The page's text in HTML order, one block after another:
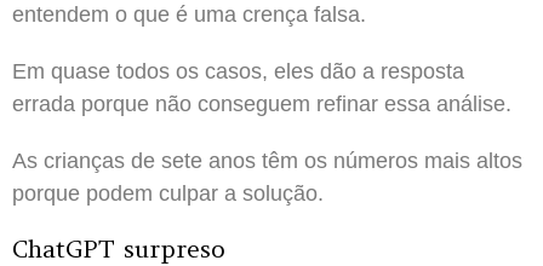
entendem o que é uma crença falsa.
Em quase todos os casos, eles dão a resposta
errada porque não conseguem refinar essa análise.
As crianças de sete anos têm os números mais altos
porque podem culpar a solução.
ChatGPT surpreso